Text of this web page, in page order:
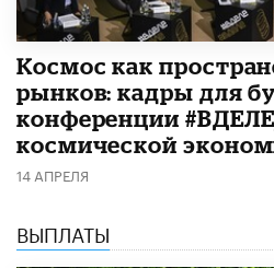
Космос как
рынков: кадры для
конференции
космической
14 АПРЕЛЯ
ВЫПЛАТЫ